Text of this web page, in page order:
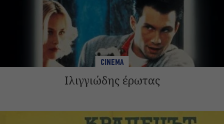
CINEMA
Ιλιγγιώδης έρωτας